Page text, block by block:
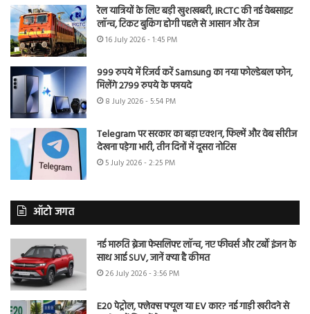
रेल यात्रियों के लिए बड़ी खुशखबरी, IRCTC की नई वेबसाइट
लॉन्च, टिकट बुकिंग होगी पहले से आसान और तेज
16 July 2026 - 1:45 PM
999 रुपये में रिजर्व करें Samsung का नया फोल्डेबल फोन,
मिलेंगे 2799 रुपये के फायदे
8 July 2026 - 5:54 PM
Telegram पर सरकार का बड़ा एक्शन, फिल्में और वेब सीरीज
देखना पड़ेगा भारी, तीन दिनों में दूसरा नोटिस
5 July 2026 - 2:25 PM
ऑटो जगत
नई मारुति ब्रेजा फेसलिफ्ट लॉन्च, नए फीचर्स और टर्बो इंजन के
साथ आई SUV, जानें क्या है कीमत
26 July 2026 - 3:56 PM
E20 पेट्रोल, फ्लेक्स फ्यूल या EV कार? नई गाड़ी खरीदने से